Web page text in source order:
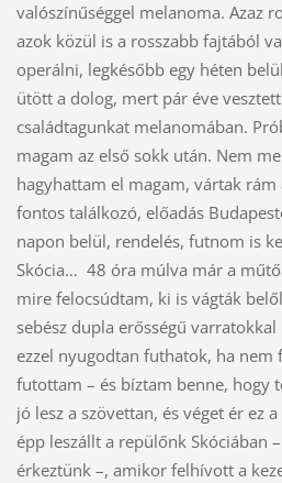
valószínűséggel melanoma. Azaz
azok közül is a rosszabb fajtából
operálni, legkésőbb egy héten
ütött a dolog, mert pár éve
családtagunkat melanomában.
magam az első sokk után. Nem
hagyhattam el magam, vártak
fontos találkozó, előadás
napon belül, rendelés, futnom is
Skócia… 48 óra múlva már a
mire felocsúdtam, ki is vágták
sebész dupla erősségű
ezzel nyugodtan futhatok, ha nem
futottam – és bíztam benne, hogy
jó lesz a szövettan, és véget ér ez
épp leszállt a repülőnk Skóciában
érkeztünk –, amikor felhívott a